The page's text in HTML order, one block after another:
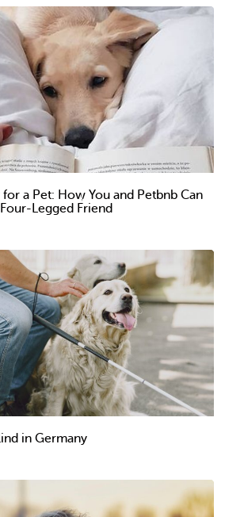
a Pet: How You and Petbnb Can
Legged Friend
in Germany